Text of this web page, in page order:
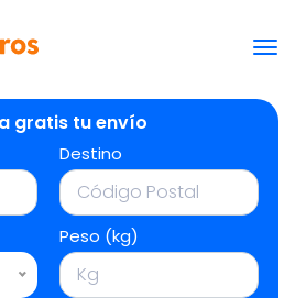
gratis tu envío
Destino
Peso (kg)